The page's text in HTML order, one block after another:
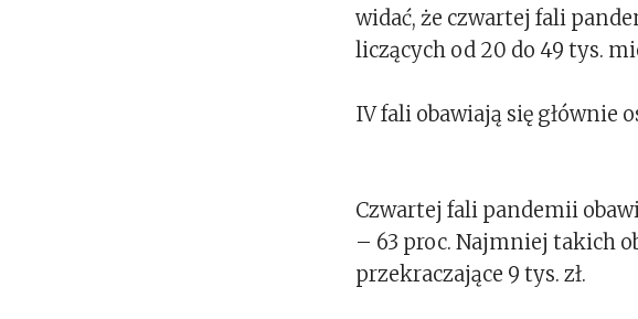
widać, że czwartej fali
liczących od 20 do 49 tys.
IV fali obawiają się głównie
Czwartej fali pandemii
– 63 proc. Najmniej takich
przekraczające 9 tys. zł.